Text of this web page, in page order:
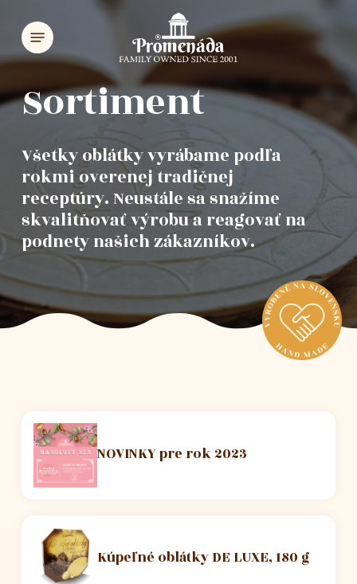
main
Menu
Sortiment
Všetky oblátky vyrábame podľa
rokmi overenej tradičnej
receptúry. Neustále sa snažíme
skvalitňovať výrobu a reagovať na
podnety našich zákazníkov.
NOVINKY pre rok 2023
Kúpeľné oblátky DE LUXE, 180 g